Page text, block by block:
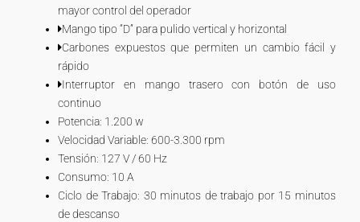
mayor control del operador
Mango tipo “D” para pulido vertical y horizontal
Carbones expuestos que permiten un cambio fácil y
rápido
Interruptor en mango trasero con botón de uso
continuo
Potencia: 1.200 w
Velocidad Variable: 600-3.300 rpm
Tensión: 127 V / 60 Hz
Consumo: 10 A
Ciclo de Trabajo: 30 minutos de trabajo por 15 minutos
de descanso